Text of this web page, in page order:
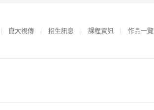
崑大視傳 招生訊息 課程資訊 作品一覽